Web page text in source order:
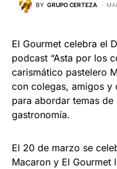
BY GRUPO CERTEZA
El Gourmet celebra el
podcast “Asta por los
carismático pastelero
con colegas, amigos y
para abordar temas
gastronomía.
El 20 de marzo se
Macaron y El Gourmet